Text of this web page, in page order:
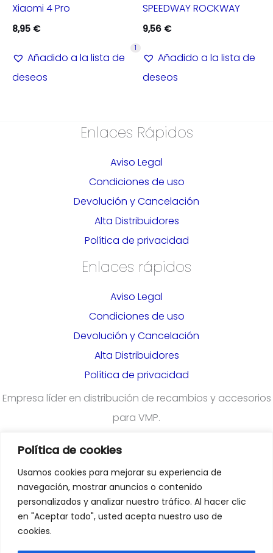
Política de cookies
Usamos cookies para mejorar su experiencia de
navegación, mostrar anuncios o contenido
personalizados y analizar nuestro tráfico. Al hacer clic
en "Aceptar todo", usted acepta nuestro uso de
cookies.
Xiaomi 4 Pro
8,95 €
Añadido a la lista de
deseos
1
SPEEDWAY ROCKWAY
9,56 €
Añadido a la lista de
deseos
Enlaces Rápidos
Aviso Legal
Condiciones de uso
Devolución y Cancelación
Alta Distribuidores
Política de privacidad
Enlaces rápidos
Aviso Legal
Condiciones de uso
Devolución y Cancelación
Alta Distribuidores
Política de privacidad
Empresa líder en distribución de recambios y accesorios
para VMP.
¿Quieres darte de alta en nuestra plataforma para
profesionales?Rellena el formulario
Departamento Comercial: